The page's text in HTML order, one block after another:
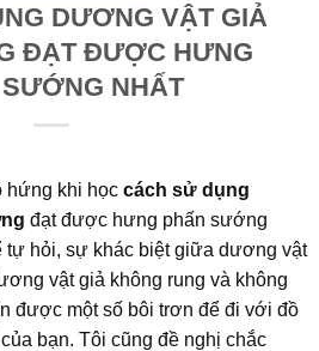
DƯƠNG VẬT GIẢ
ĐẠT ĐƯỢC HƯNG
NHẤT
hứng khi học cách sử dụng
đạt được hưng phấn sướng
tự hỏi, sự khác biệt giữa dương vật
vật giả không rung và không
được một số bôi trơn để đi với đồ
bạn. Tôi cũng đề nghị chắc